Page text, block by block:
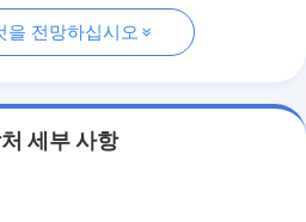
을 전망하십시오
세부 사항